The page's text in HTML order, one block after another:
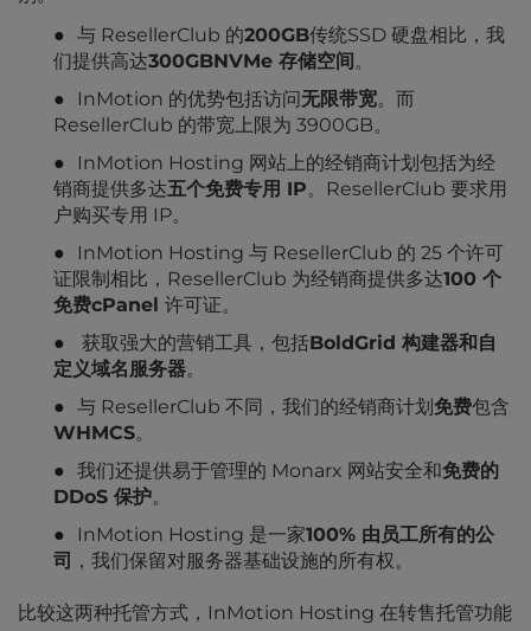
与 ResellerClub 的200GB传统SSD 硬盘相比，我
们提供高达300GBNVMe 存储空间。
InMotion 的优势包括访问 无限带宽。而
ResellerClub 的带宽上限为 3900GB。
InMotion Hosting 网站上的经销商计划包括为经
销商提供多达五个免费专用 IP。ResellerClub 要求用
户购买专用 IP。
InMotion Hosting 与 ResellerClub 的 25 个许可
证限制相比，ResellerClub 为经销商提供多达100 个
免费cPanel 许可证。
获取强大的营销工具，包括BoldGrid 构建器和自
定义域名服务器。
与 ResellerClub 不同，我们的经销商计划 免费包含
WHMCS。
我们还提供易于管理的 Monarx 网站安全和免费的
DDoS 保护。
InMotion Hosting 是一家100% 由员工所有的公
司 ，我们保留对服务器基础设施的所有权。
比较这两种托管方式，InMotion Hosting 在转售托管功能